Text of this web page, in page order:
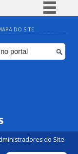
BR
Participe
DO SITE
do Site